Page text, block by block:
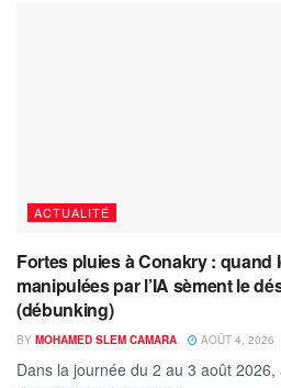
ACTUALITÉ
Fortes pluies à Conakry : quand
manipulées par l’IA sèment le
(débunking)
BY MOHAMED SLEM CAMARA AOÛT 4, 2026
Dans la journée du 2 au 3 août